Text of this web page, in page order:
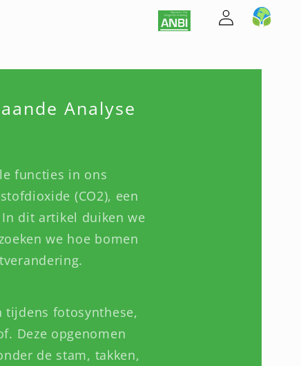
Inloggen
Winkelwagen
Analyse
functies in ons
(CO2), een
dit artikel duiken we
we hoe bomen
tijdens fotosynthese,
Deze opgenomen
de stam, takken,